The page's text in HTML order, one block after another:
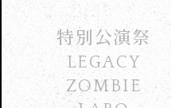
特別公演祭
LEGACY
ZOMBIE